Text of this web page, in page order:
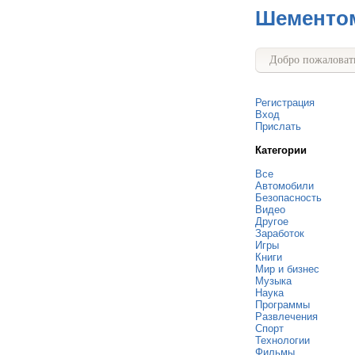
Добро
Регистрация
Вход
Прислать
Категории
Все
Автомобили
Безопасность
Видео
Другое
Заработок
Игры
Книги
Мир и бизнес
Музыка
Наука
Программы
Развлечения
Спорт
Технологии
Фильмы